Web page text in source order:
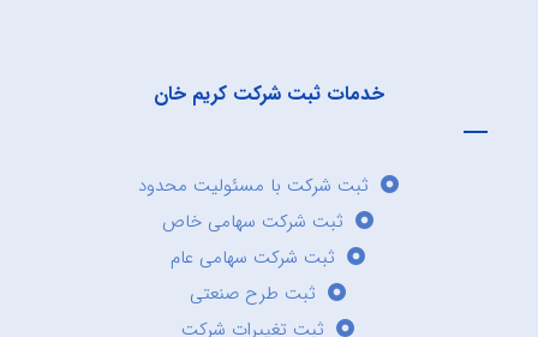
خدمات ثبت شرکت کریم خان
ثبت شرکت با مسئولیت محدود
ثبت شرکت سهامی خاص
ثبت شرکت سهامی عام
ثبت طرح صنعتی
ثبت تغییرات شرکت